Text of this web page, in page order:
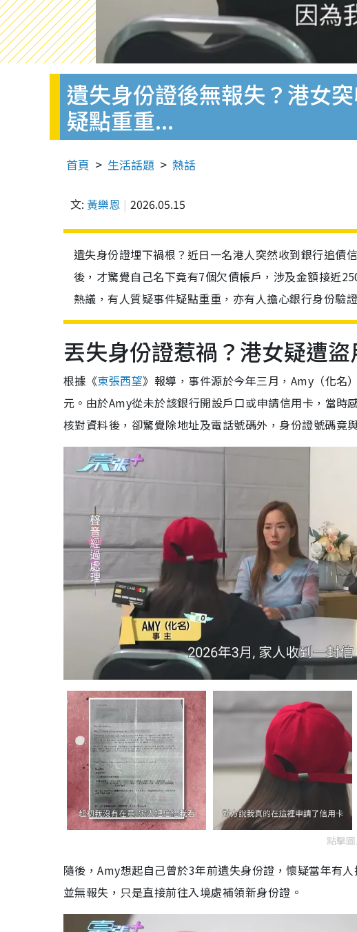
遺失身份證後無報失？港女
疑點重重...
首頁 生活話題 熱話
文: 黃樂恩 2026.05.15
遺失身份證埋下禍根？近日一名港人突然收到銀行追債
後，才驚覺自己名下竟有7個欠債帳戶，涉及金額接近
熱議，有人質疑事件疑點重重，亦有人擔心銀行身份驗
丟失身份證惹禍？港女疑遭
根據《東張西望》報導，事件源於今年三月，Amy（化名
元。由於Amy從未於該銀行開設戶口或申請信用卡，當
核對資料後，卻驚覺除地址及電話號碼外，身份證號碼竟
點擊
隨後，Amy想起自己曾於3年前遺失身份證，懷疑當年有
並無報失，只是直接前往入境處補領新身份證。